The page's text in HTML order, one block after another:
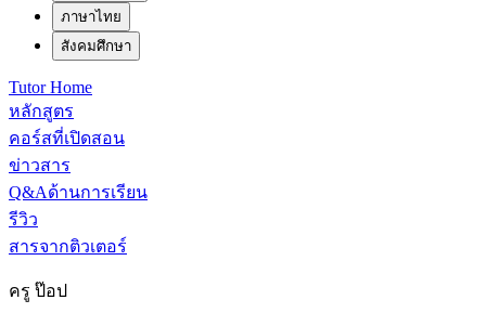
ภาษาไทย
สังคมศึกษา
Tutor Home
หลักสูตร
คอร์สที่เปิดสอน
ข่าวสาร
Q&Aด้านการเรียน
รีวิว
สารจากติวเตอร์
ครู ป๊อป